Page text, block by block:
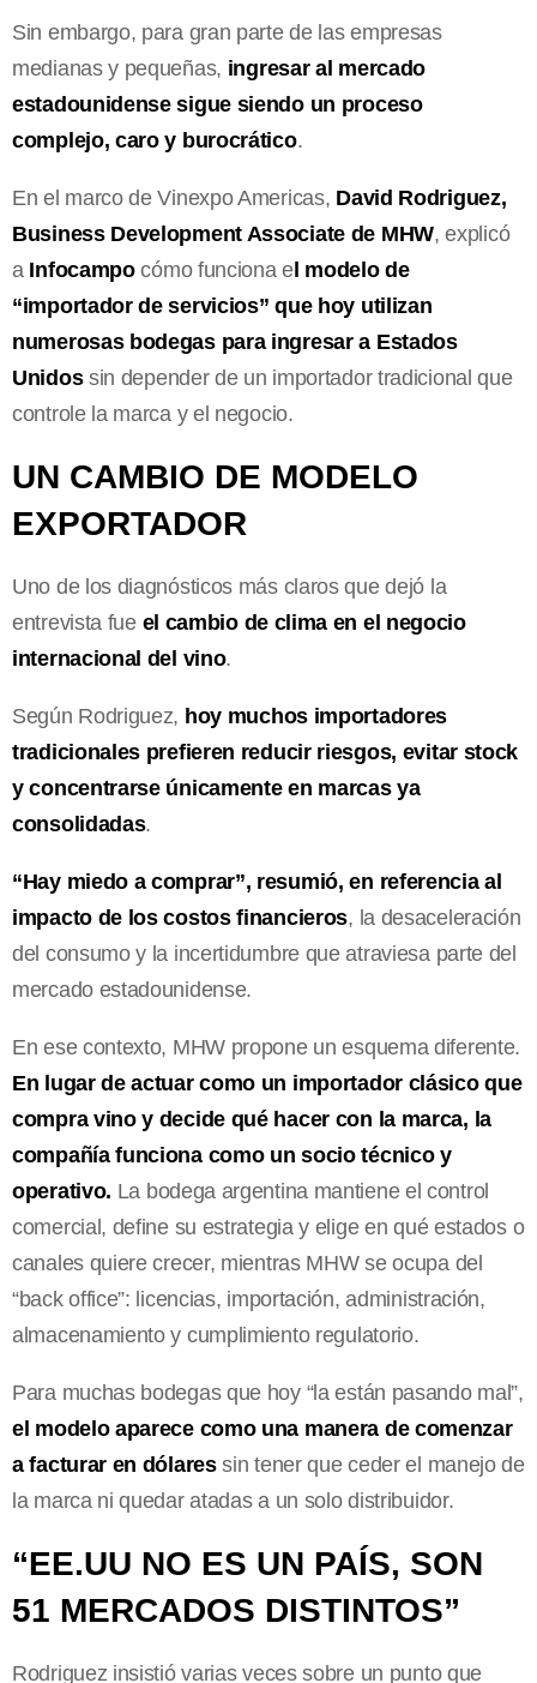
Sin embargo, para gran parte de las empresas
medianas y pequeñas, ingresar al mercado
estadounidense sigue siendo un proceso
complejo, caro y burocrático.
En el marco de Vinexpo Americas, David Rodriguez,
Business Development Associate de MHW, explicó
a Infocampocómo funciona el modelo de
“importador de servicios” que hoy utilizan
numerosas bodegas para ingresar a Estados
Unidossin depender de un importador tradicional que
controle la marca y el negocio.
UN CAMBIO DE MODELO
EXPORTADOR
Uno de los diagnósticos más claros que dejó la
entrevista fue el cambio de clima en el negocio
internacional del vino.
Según Rodriguez, hoy muchos importadores
tradicionales prefieren reducir riesgos, evitar stock
y concentrarse únicamente en marcas ya
consolidadas.
“Hay miedo a comprar”, resumió, en referencia al
impacto de los costos financieros, la desaceleración
del consumo y la incertidumbre que atraviesa parte del
mercado estadounidense.
En ese contexto, MHW propone un esquema diferente.
En lugar de actuar como un importador clásico que
compra vino y decide qué hacer con la marca, la
compañía funciona como un socio técnico y
operativo. La bodega argentina mantiene el control
comercial, define su estrategia y elige en qué estados o
canales quiere crecer, mientras MHW se ocupa del
“back office”: licencias, importación, administración,
almacenamiento y cumplimiento regulatorio.
Para muchas bodegas que hoy “la están pasando mal”,
el modelo aparece como una manera de comenzar
a facturar en dólaressin tener que ceder el manejo de
la marca ni quedar atadas a un solo distribuidor.
“EE.UU NO ES UN PAÍS, SON
51 MERCADOS DISTINTOS”
Rodriguez insistió varias veces sobre un punto que